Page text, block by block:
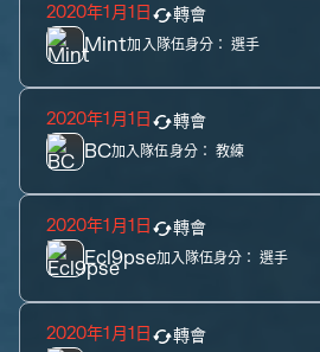
2020年1月1日 轉會
Mint加入隊伍身分： 選手
2020年1月1日 轉會
BC加入隊伍身分： 教練
2020年1月1日 轉會
Ecl9pse加入隊伍身分： 選手
2020年1月1日 轉會